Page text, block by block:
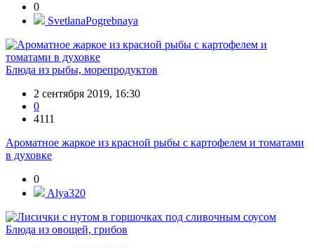
0
SvetlanaPogrebnaya
Блюда из рыбы, морепродуктов
2 сентября 2019, 16:30
0
4111
Ароматное жаркое из красной рыбы с картофелем и томатами
в духовке
0
Alya320
Блюда из овощей, грибов